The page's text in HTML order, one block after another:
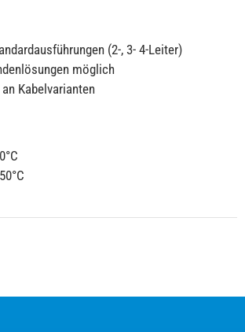
(2-, 3- 4-Leiter)
möglich
Kabelvarianten